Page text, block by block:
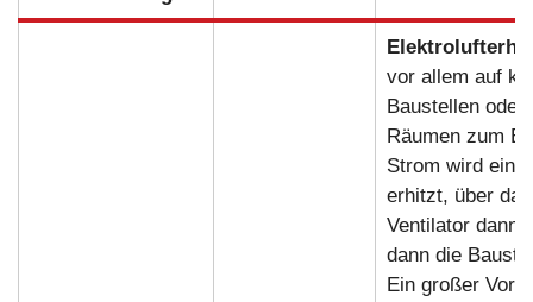
vor allem auf
Baustellen oder
Räumen zum
Strom wird ein
erhitzt, über
Ventilator dann
dann die
Ein großer